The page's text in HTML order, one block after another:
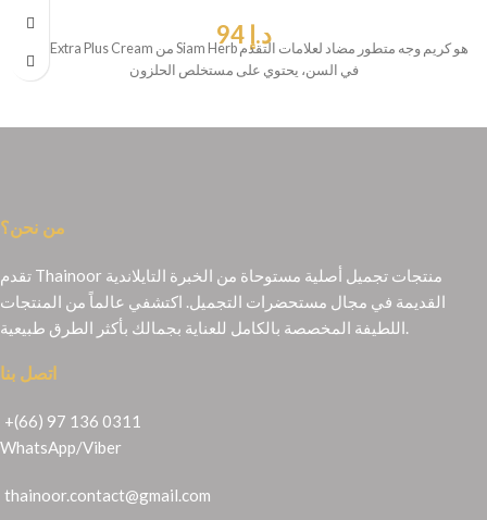
د.إ 94
Snail Extra Plus Cream من Siam Herb هو كريم وجه متطور مضاد لعلامات التقدم
في السن، يحتوي على مستخلص الحلزون
من نحن؟
تقدم Thainoor منتجات تجميل أصلية مستوحاة من الخبرة التايلاندية
القديمة في مجال مستحضرات التجميل. اكتشفي عالماً من المنتجات
اللطيفة المخصصة بالكامل للعناية بجمالك بأكثر الطرق طبيعية.
اتصل بنا
+(66) 97 136 0311
WhatsApp/Viber
thainoor.contact@gmail.com